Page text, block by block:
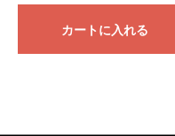
カートに入れる